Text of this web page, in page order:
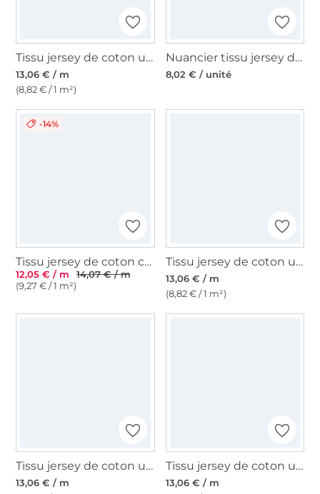
Tissu jersey de coton uni, bleu royal
13,06 € / m
(8,82 € / 1 m²)
Nuancier tissu jersey de coton Sopo
8,02 € / unité
-14%
Tissu jersey de coton côtelé Emma, marron
12,05 € / m
14,07 € / m
(9,27 € / 1 m²)
Tissu jersey de coton uni, anthracite
13,06 € / m
(8,82 € / 1 m²)
Tissu jersey de coton uni, beige
13,06 € / m
Tissu jersey de coton uni, bleu aqua
13,06 € / m